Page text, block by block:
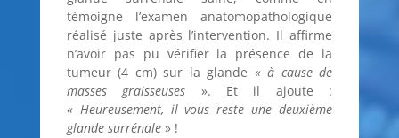
témoigne l’examen anatomopathologique
réalisé juste après l’intervention. Il affirme
n’avoir pas pu vérifier la présence de la
tumeur (4 cm) sur la glande « à cause de
masses graisseuses ». Et il ajoute :
« Heureusement, il vous reste une deuxième
glande surrénale» !